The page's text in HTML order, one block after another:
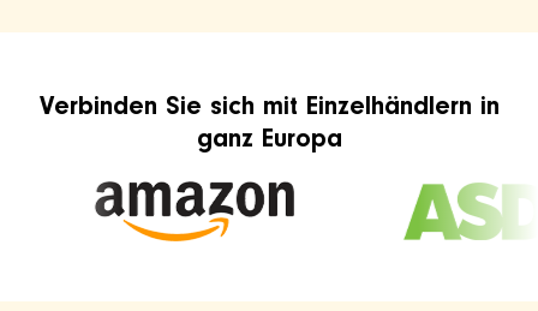
Verbinden Sie sich mit Einzelhändlern in
ganz Europa